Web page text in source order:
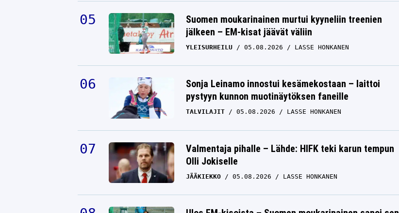
Suomen moukarinainen murtui kyyneliin treenien
jälkeen – EM-kisat jäävät väliin
YLEISURHEILU 05.08.2026 LASSE HONKANEN
Sonja Leinamo innostui kesämekostaan – laittoi
pystyyn kunnon muotinäytöksen faneille
TALVILAJIT 05.08.2026 LASSE HONKANEN
Valmentaja pihalle – Lähde: HIFK teki karun tempun
Olli Jokiselle
JÄÄKIEKKO 05.08.2026 LASSE HONKANEN